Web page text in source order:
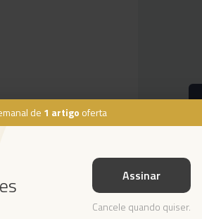
de 1 artigo oferta
Assinar
Cancele quando quiser.
a nossa App